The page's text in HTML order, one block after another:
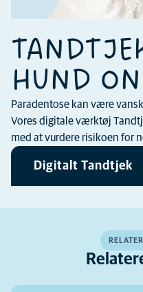
HUND
Paradentose kan være
Vores digitale værktøj
med at vurdere risikoen for
Digitalt Tandtjek